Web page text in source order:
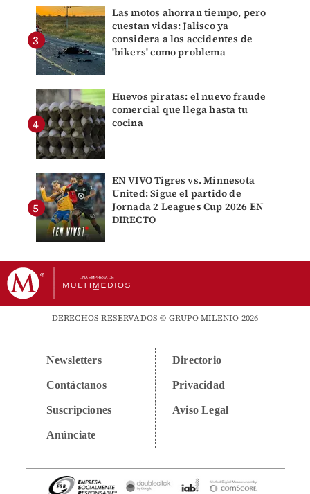
Las motos ahorran tiempo, pero
cuestan vidas: Jalisco ya
considera a los accidentes de
'bikers' como problema
Huevos piratas: el nuevo fraude
comercial que llega hasta tu
cocina
EN VIVO Tigres vs. Minnesota
United: Sigue el partido de
Jornada 2 Leagues Cup 2026 EN
DIRECTO
DERECHOS RESERVADOS © GRUPO MILENIO 2026
Newsletters
Contáctanos
Suscripciones
Anúnciate
Directorio
Privacidad
Aviso Legal